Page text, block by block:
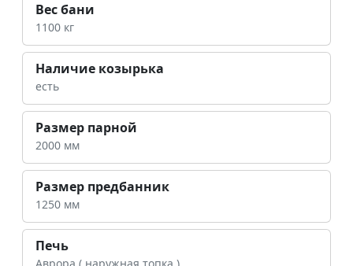
Вес бани
1100 кг
Наличие козырька
есть
Размер парной
2000 мм
Размер предбанник
1250 мм
Печь